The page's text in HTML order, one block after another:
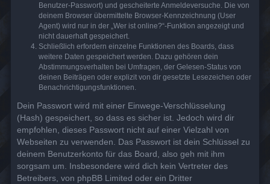
Benutzer-Passwort) und gescheiterte Anmeldeversuche. Die von
deinem Browser übermittelte Browser-Kennzeichnung (User
Agent) wird nur in der „Wer ist online?“-Funktion angezeigt und
nicht dauerhaft gespeichert.
Schließlich erfordern einzelne Funktionen des Boards, dass
weitere Daten gespeichert werden. Dazu gehören dein
Abstimmungsverhalten bei Umfragen, der Gelesen-Status von
deinen Beiträgen oder explizit von dir gesetzte Lesezeichen oder
Benachrichtigungsfunktionen.
Dein Passwort wird mit einer Einwege-Verschlüsselung
(Hash) gespeichert, so dass es sicher ist. Jedoch wird dir
empfohlen, dieses Passwort nicht auf einer Vielzahl von
Webseiten zu verwenden. Das Passwort ist dein Schlüssel zu
deinem Benutzerkonto für das Board, also geh mit ihm
sorgsam um. Insbesondere wird dich kein Vertreter des
Betreibers, von phpBB Limited oder ein Dritter